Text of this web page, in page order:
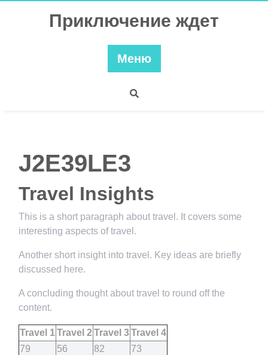
Приключение ждет
Меню
J2E39LE3
Travel Insights
This is a short paragraph about travel. It covers some
interesting aspects of travel.
Another short insight into travel. Key ideas are briefly
discussed here.
A concluding thought about travel to round off the
content.
Travel 1Travel 2 Travel 3Travel 4
79
56 82
73